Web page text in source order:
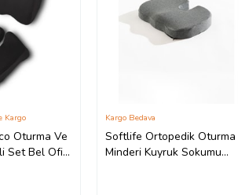
Oturma Ve
Set Bel Ofis
Kargo
Softlife Ortopedik Oturma
Minderi Kuyruk Sokumu
Kargo Bedava